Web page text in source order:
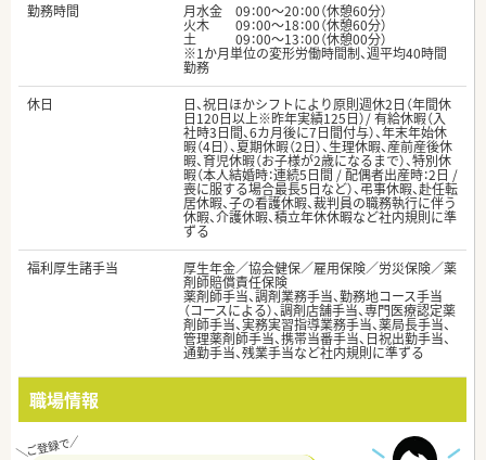
勤務時間
月水金 09：00～20：00（休憩60分）
火木 09：00～18：00（休憩60分）
土 09：00～13：00（休憩00分）
※1か月単位の変形労働時間制、週平均40時間
勤務
休日
日、祝日ほかシフトにより原則週休2日（年間休
日120日以上※昨年実績125日）/ 有給休暇（入
社時3日間、6カ月後に7日間付与）、年末年始休
暇（4日）、夏期休暇（2日）、生理休暇、産前産後休
暇、育児休暇（お子様が2歳になるまで）、特別休
暇（本人結婚時：連続5日間 / 配偶者出産時：2日 /
喪に服する場合最長5日など）、弔事休暇、赴任転
居休暇、子の看護休暇、裁判員の職務執行に伴う
休暇、介護休暇、積立年休休暇など社内規則に準
ずる
福利厚生諸手当
厚生年金／協会健保／雇用保険／労災保険／薬
剤師賠償責任保険
薬剤師手当、調剤業務手当、勤務地コース手当
（コースによる）、調剤店舗手当、専門医療認定薬
剤師手当、実務実習指導業務手当、薬局長手当、
管理薬剤師手当、携帯当番手当、日祝出勤手当、
通勤手当、残業手当など社内規則に準ずる
職場情報